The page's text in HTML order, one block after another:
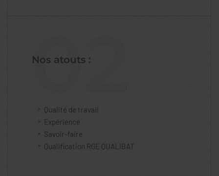
02
Nos atouts :
Qualité de travail
Expérience
Savoir-faire
Qualification RGE QUALIBAT